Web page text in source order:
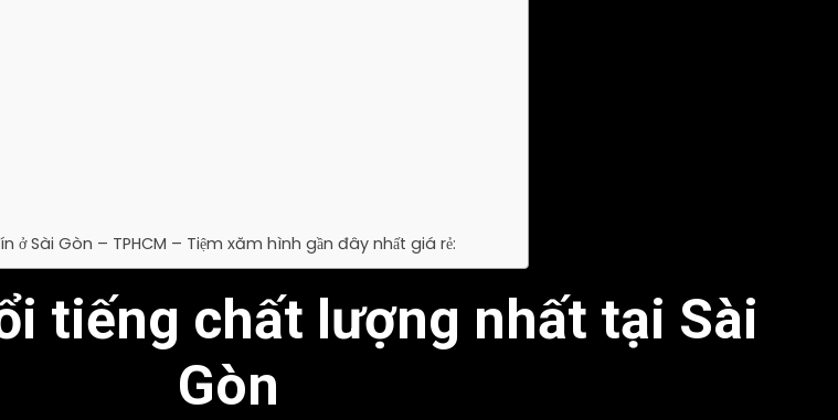
Sài Gòn – TPHCM – Tiệm xăm hình gần đây nhất giá rẻ:
tiếng chất lượng nhất tại Sài
Gòn